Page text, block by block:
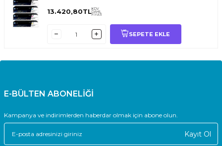
13.420,80TLKDV
DAHİL
FİYATI
SEPETE EKLE
E-BÜLTEN ABONELİĞİ
Kampanya ve indirimlerden haberdar olmak için abone olun.
Kayıt Ol